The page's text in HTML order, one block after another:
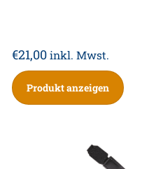
€21,00 inkl. Mwst.
Produkt anzeigen